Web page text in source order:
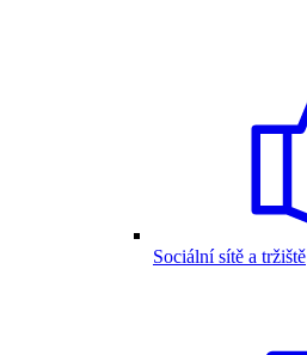
Sociální sítě a tržiště